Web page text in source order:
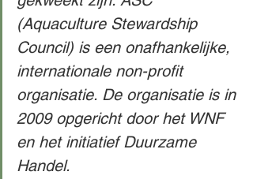
(Aquaculture Stewardship
Council) is een onafhankelijke,
internationale non-profit
organisatie. De organisatie is in
2009 opgericht door het WNF
en het initiatief Duurzame
Handel.